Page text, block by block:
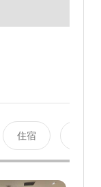
住宿